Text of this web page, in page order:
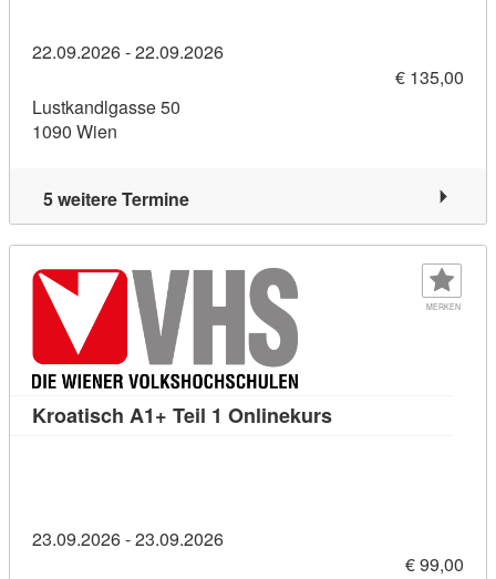
22.09.2026 - 22.09.2026
€ 135,00
Lustkandlgasse 50
1090 Wien
5 weitere Termine
MERKEN
Kroatisch A1+ Teil 1 OnlinekursKursdetail:
23.09.2026 - 23.09.2026
€ 99,00